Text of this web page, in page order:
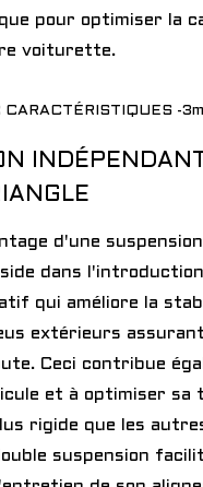
pour optimiser la
voiturette.
d'une
dans
qui améliore la
extérieurs
Ceci contribue
et à optimiser sa
rigide que les
suspension